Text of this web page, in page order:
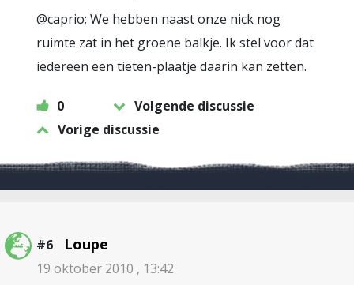
@caprio; We hebben naast onze nick nog
ruimte zat in het groene balkje. Ik stel voor dat
iedereen een tieten-plaatje daarin kan zetten.
0
Volgende discussie
Vorige discussie
#6 Loupe
19 oktober 2010 , 13:42